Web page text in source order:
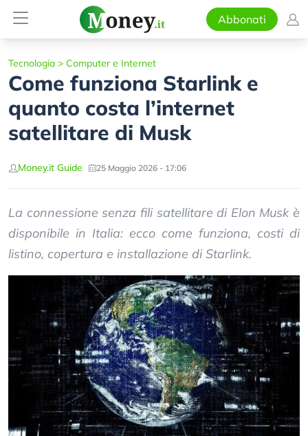
Abbonati
Tecnologia > Computer e Internet
Come funziona Starlink e
quanto costa l’internet
satellitare di Musk
Money.it Guide 25 Maggio 2026 - 17:06
La connessione senza fili satellitare di Elon Musk è
disponibile in Italia: ecco come funziona, costi di
listino, copertura e installazione di Starlink.